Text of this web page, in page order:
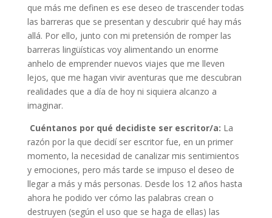
que más me definen es ese deseo de trascender todas
las barreras que se presentan y descubrir qué hay más
allá. Por ello, junto con mi pretensión de romper las
barreras lingüísticas voy alimentando un enorme
anhelo de emprender nuevos viajes que me lleven
lejos, que me hagan vivir aventuras que me descubran
realidades que a día de hoy ni siquiera alcanzo a
imaginar.
Cuéntanos por qué decidiste ser escritor/a: La
razón por la que decidí ser escritor fue, en un primer
momento, la necesidad de canalizar mis sentimientos
y emociones, pero más tarde se impuso el deseo de
llegar a más y más personas. Desde los 12 años hasta
ahora he podido ver cómo las palabras crean o
destruyen (según el uso que se haga de ellas) las